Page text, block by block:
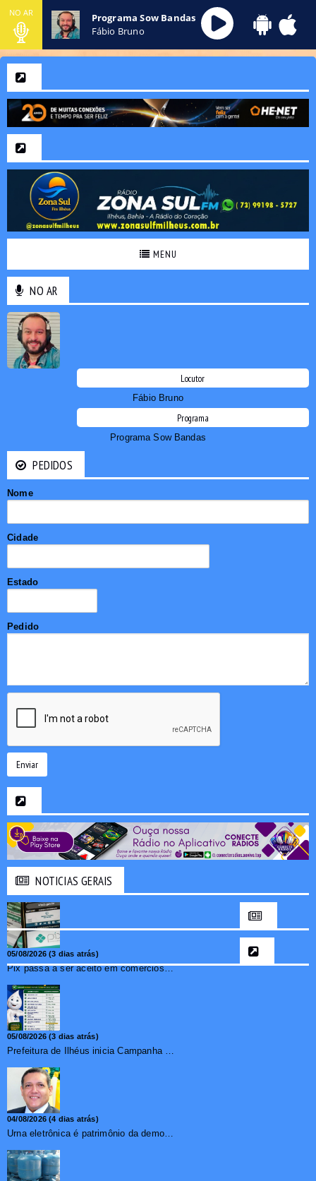
NO AR
Programa Sow Bandas
Fábio Bruno
MENU
NO AR
Locutor
Fábio Bruno
Programa
Programa Sow Bandas
PEDIDOS
Nome
Cidade
Estado
Pedido
Enviar
NOTICIAS GERAIS
05/08/2026 (3 dias atrás)
Pix passa a ser aceito em comércios de oito países e amplia opções de pagamento para brasileiros no exterior
05/08/2026 (3 dias atrás)
Prefeitura de Ilhéus inicia Campanha de Multivacinação 2026
04/08/2026 (4 dias atrás)
Urna eletrônica é patrimônio da democracia, diz presidente do TSE